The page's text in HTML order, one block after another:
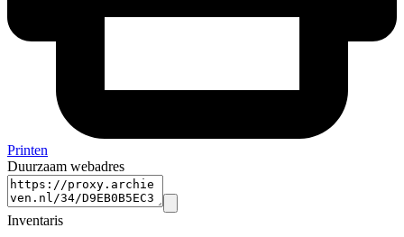
Printen
Duurzaam webadres
Inventaris